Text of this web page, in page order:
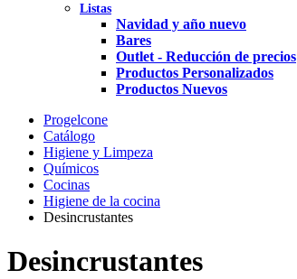
Listas
Navidad y año nuevo
Bares
Outlet - Reducción de precios
Productos Personalizados
Productos Nuevos
Progelcone
Catálogo
Higiene y Limpeza
Químicos
Cocinas
Higiene de la cocina
Desincrustantes
Desincrustantes